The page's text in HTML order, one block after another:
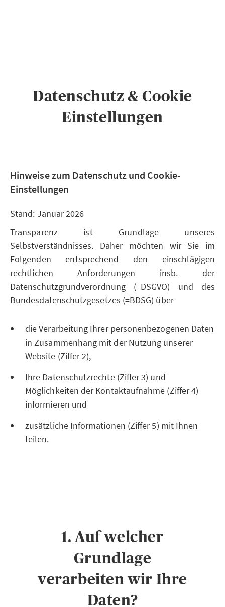
Datenschutz & Cookie
Einstellungen
Hinweise zum Datenschutz und Cookie-
Einstellungen
Stand: Januar 2026
Transparenz ist Grundlage unseres
Selbstverständnisses. Daher möchten wir Sie im
Folgenden entsprechend den einschlägigen
rechtlichen Anforderungen insb. der
Datenschutzgrundverordnung (=DSGVO) und des
Bundesdatenschutzgesetzes (=BDSG) über
die Verarbeitung Ihrer personenbezogenen Daten
in Zusammenhang mit der Nutzung unserer
Website (Ziffer 2),
Ihre Datenschutzrechte (Ziffer 3) und
Möglichkeiten der Kontaktaufnahme (Ziffer 4)
informieren und
zusätzliche Informationen (Ziffer 5) mit Ihnen
teilen.
1. Auf welcher
Grundlage
verarbeiten wir Ihre
Daten?